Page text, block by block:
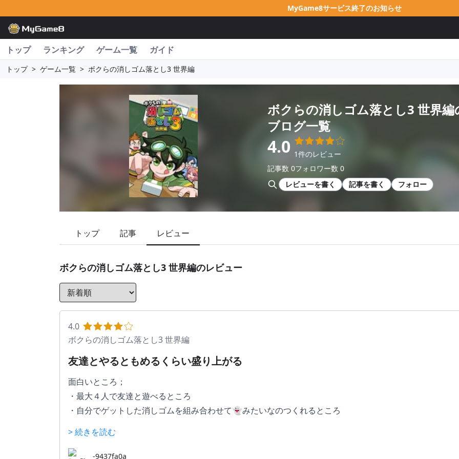
MyGame8サービス終了のお知らせ
トップ ランキング ゲーム一覧 ガイド
トップ > ゲーム一覧 > ボクらの消しゴム落とし3 世界編
ボクらの消しゴム落とし3 世界編
ブログ一覧
4.0 1件のレビュー
記事数 0フォロワー数 0
レビューを書く
記事を書く フォロー
トップ 記事 レビュー
ボクらの消しゴム落とし3 世界編のレビュー
4.0
ボクらの消しゴム落とし3 世界編
友達とやるともめるくらい盛り上がる
面白いところ；
・最大４人で友達と遊べるところ
・自分でゲットした消しゴムを組み合わせて👻みたいなのつくれるところ
僕はこれで友達と何回か喧嘩になりそうでしたｗ
> 続きを読む
-9437fa0a